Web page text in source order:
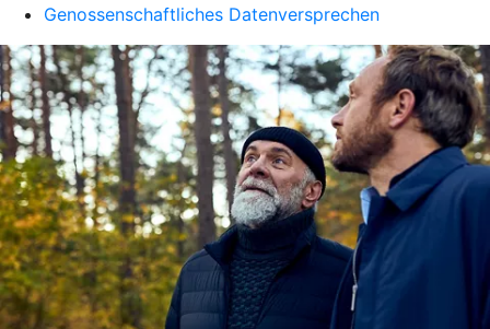
Genossenschaftliches Datenversprechen